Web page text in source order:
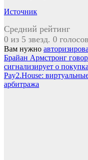
Источник
Средний рейтинг
0 из 5 звезд. 0
Вам нужно
Навигация
по
записям
Брайан Армстронг
сигнализирует о
Pay2.House:
арбитража